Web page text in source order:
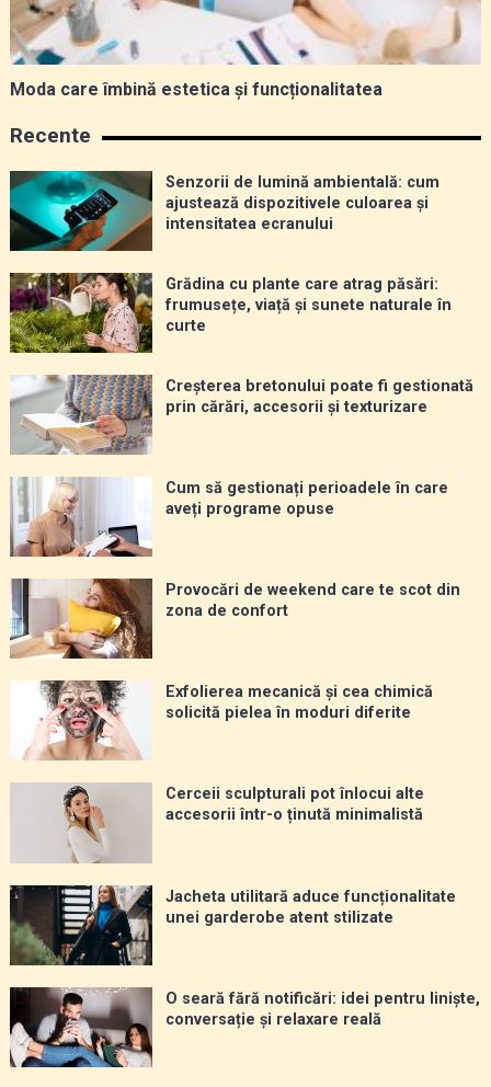
Moda care îmbină estetica și funcționalitatea
Recente
Senzorii de lumină ambientală: cum
ajustează dispozitivele culoarea și
intensitatea ecranului
Grădina cu plante care atrag păsări:
frumusețe, viață și sunete naturale în
curte
Creșterea bretonului poate fi gestionată
prin cărări, accesorii și texturizare
Cum să gestionați perioadele în care
aveți programe opuse
Provocări de weekend care te scot din
zona de confort
Exfolierea mecanică și cea chimică
solicită pielea în moduri diferite
Cerceii sculpturali pot înlocui alte
accesorii într-o ținută minimalistă
Jacheta utilitară aduce funcționalitate
unei garderobe atent stilizate
O seară fără notificări: idei pentru liniște,
conversație și relaxare reală